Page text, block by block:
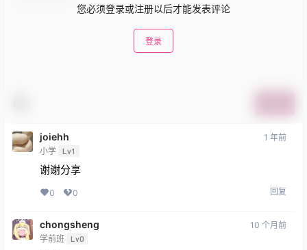
您必须登录或注册以后才能发表评论
登录
joiehh
小学 Lv1
1 年前
谢谢分享
0 0 回复
chongsheng
学前班 Lv0
10 个月前